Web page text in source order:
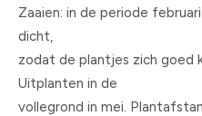
Zaaien: in de periode
dicht,
zodat de plantjes zich goed
Uitplanten in de
vollegrond in mei.